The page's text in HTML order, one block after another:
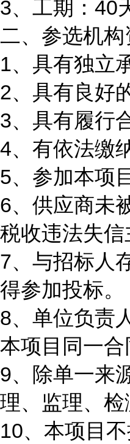
3、工期：40
二、参选机
1、具有独立
2、具有良好
3、具有履行
4、有依法缴
5、参加本项
6、供应商未
税收违法失
7、与招标人
得参加投标。
8、单位负责
本项目同一
9、除单一来
理、监理、
10、本项目